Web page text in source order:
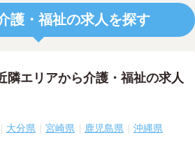
護・福祉の求人を探す
隣エリアから介護・福祉の求人
大分県 宮崎県 鹿児島県 沖縄県